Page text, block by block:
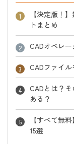
【決定版！
トまとめ
CADオペレ
CADファイ
CADとは？
ある？
【すべて無
15選